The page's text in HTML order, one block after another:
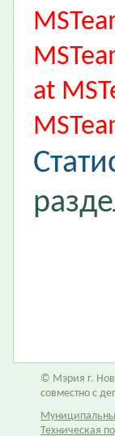
at
© Мэрия г.
совместно с
Техническая